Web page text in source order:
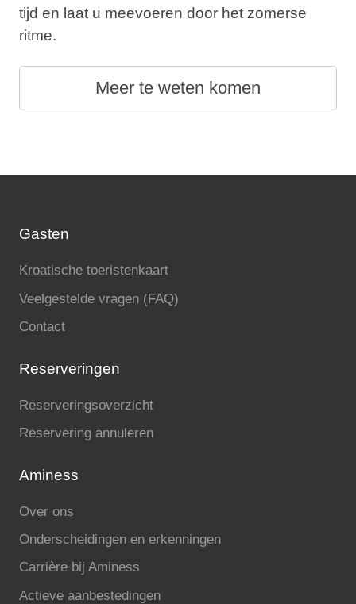
tijd en laat u meevoeren door het zomerse
ritme.
Meer te weten komen
Gasten
Kroatische toeristenkaart
Veelgestelde vragen (FAQ)
Contact
Reserveringen
Reserveringsoverzicht
Reservering annuleren
Aminess
Over ons
Onderscheidingen en erkenningen
Carrière bij Aminess
Actieve aanbestedingen